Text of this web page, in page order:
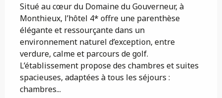
Situé au cœur du Domaine du Gouverneur, à
Monthieux, l’hôtel 4* offre une parenthèse
élégante et ressourçante dans un
environnement naturel d’exception, entre
verdure, calme et parcours de golf.
L’établissement propose des chambres et suites
spacieuses, adaptées à tous les séjours :
chambres...